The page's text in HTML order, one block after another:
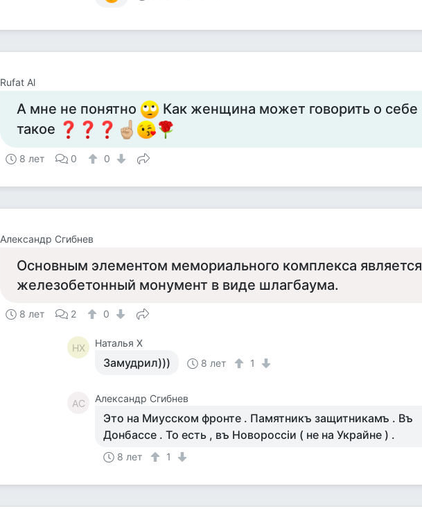
Rufat Al
А мне не понятно
Как женщина может говорить о себе
такое
8 лет 0 0
Александр Сгибнев
Основным элементом мемориального комплекса является
железобетонный монумент в виде шлагбаума.
8 лет 2 0
НХ Наталья Х
Замудрил))) 8 лет 1
АС Александр Сгибнев
Это на Миусском фронте . Памятникъ защитникамъ . Въ
Донбассе . То есть , въ Новороссiи ( не на Украйне ) .
8 лет 1